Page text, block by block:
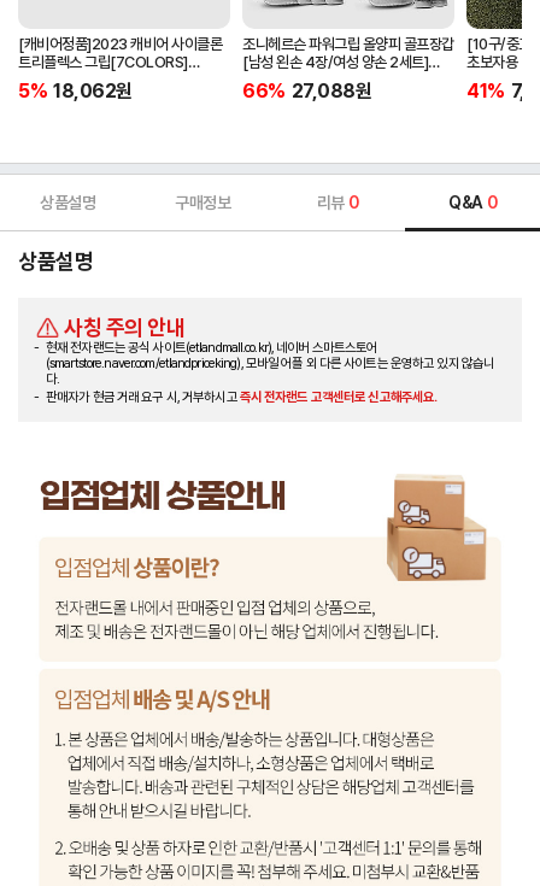
[캐비어정품]2023 캐비어 사이클론
트리플렉스 그립[7COLORS]
[라운드][39g/42g/46g/50g]
[R/S 토크]
5% 18,062원
조니헤르슨 파워그립 올양피 골프장갑
[남성 왼손 4장/여성 양손 2세트]
[화이트][케이스포함]
66% 27,088원
[10구/중고/
초보자용 비
우레탄소재
41%
상품설명 구매정보 리뷰 0 Q&A 0
상품설명
사칭 주의 안내
현재 전자랜드는 공식 사이트(etlandmall.co.kr), 네이버 스마트스토어
(smartstore.naver.com/etlandpriceking), 모바일 어플 외 다른 사이트는 운영하고 있지 않습니
다.
판매자가 현금 거래 요구 시, 거부하시고즉시 전자랜드 고객센터로 신고해주세요.